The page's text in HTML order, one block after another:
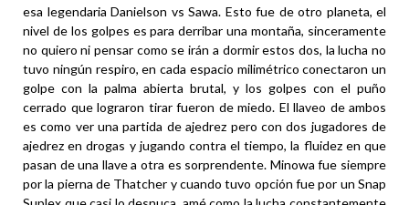
esa legendaria Danielson vs Sawa. Esto fue de otro planeta, el
nivel de los golpes es para derribar una montaña, sinceramente
no quiero ni pensar como se irán a dormir estos dos, la lucha no
tuvo ningún respiro, en cada espacio milimétrico conectaron un
golpe con la palma abierta brutal, y los golpes con el puño
cerrado que lograron tirar fueron de miedo. El llaveo de ambos
es como ver una partida de ajedrez pero con dos jugadores de
ajedrez en drogas y jugando contra el tiempo, la fluidez en que
pasan de una llave a otra es sorprendente. Minowa fue siempre
por la pierna de Thatcher y cuando tuvo opción fue por un Snap